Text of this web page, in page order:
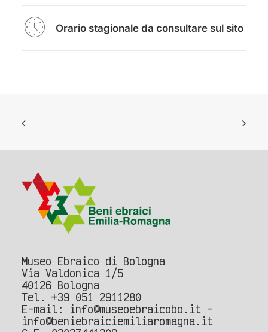
Orario stagionale da consultare sul sito
Museo Ebraico di Bologna
Via Valdonica 1/5
40126 Bologna
Tel. +39 051 2911280
E-mail: info@museoebraicobo.it -
info@beniebraiciemiliaromagna.it